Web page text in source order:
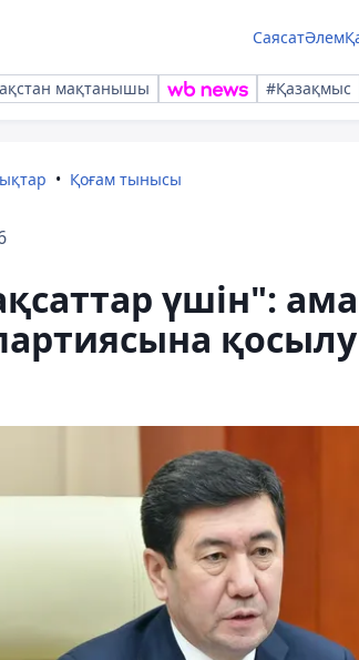
СаясатӘлем
мақтанышы #Қазақмыс
Қоғам тынысы
үшін":